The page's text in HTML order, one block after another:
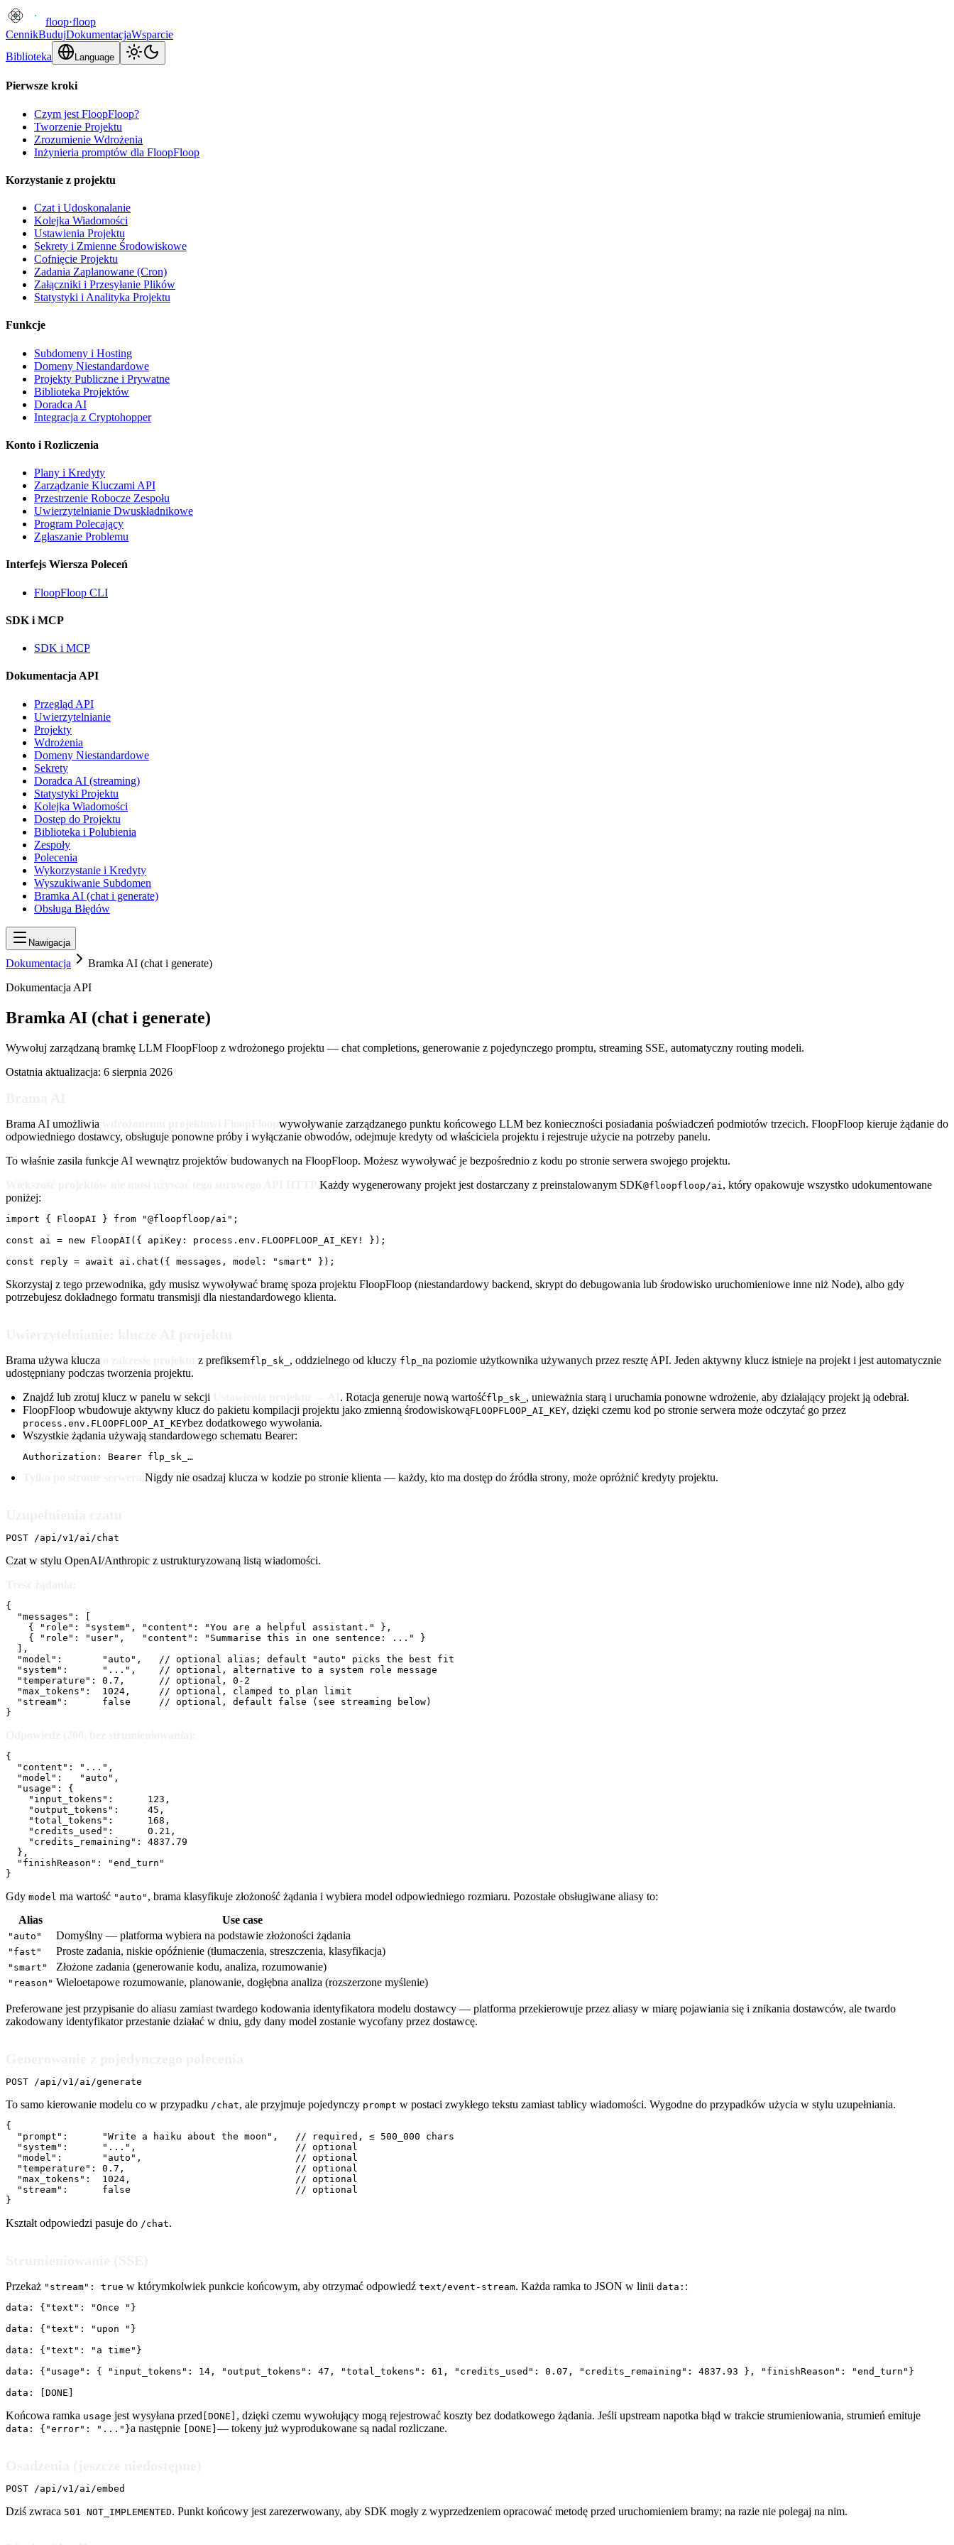
floop·floop
CennikBudujDokumentacjaWsparcie
Biblioteka
Language
Pierwsze kroki
Czym jest FloopFloop?
Tworzenie Projektu
Zrozumienie Wdrożenia
Inżynieria promptów dla FloopFloop
Korzystanie z projektu
Czat i Udoskonalanie
Kolejka Wiadomości
Ustawienia Projektu
Sekrety i Zmienne Środowiskowe
Cofnięcie Projektu
Zadania Zaplanowane (Cron)
Załączniki i Przesyłanie Plików
Statystyki i Analityka Projektu
Funkcje
Subdomeny i Hosting
Domeny Niestandardowe
Projekty Publiczne i Prywatne
Biblioteka Projektów
Doradca AI
Integracja z Cryptohopper
Konto i Rozliczenia
Plany i Kredyty
Zarządzanie Kluczami API
Przestrzenie Robocze Zespołu
Uwierzytelnianie Dwuskładnikowe
Program Polecający
Zgłaszanie Problemu
Interfejs Wiersza Poleceń
FloopFloop CLI
SDK i MCP
SDK i MCP
Dokumentacja API
Przegląd API
Uwierzytelnianie
Projekty
Wdrożenia
Domeny Niestandardowe
Sekrety
Doradca AI (streaming)
Statystyki Projektu
Kolejka Wiadomości
Dostęp do Projektu
Biblioteka i Polubienia
Zespoły
Polecenia
Wykorzystanie i Kredyty
Wyszukiwanie Subdomen
Bramka AI (chat i generate)
Obsługa Błędów
Nawigacja
Dokumentacja
Bramka AI (chat i generate)
Dokumentacja API
Bramka AI (chat i generate)
Wywołuj zarządzaną bramkę LLM FloopFloop z wdrożonego projektu — chat completions, generowanie z pojedynczego promptu, streaming SSE, automatyczny routing modeli.
Ostatnia aktualizacja: 6 sierpnia 2026
Brama AI umożliwia
wywoływanie zarządzanego punktu końcowego LLM bez konieczności posiadania poświadczeń podmiotów trzecich. FloopFloop kieruje żądanie do
odpowiedniego dostawcy, obsługuje ponowne próby i wyłączanie obwodów, odejmuje kredyty od właściciela projektu i rejestruje użycie na potrzeby panelu.
To właśnie zasila funkcje AI wewnątrz projektów budowanych na FloopFloop. Możesz wywoływać je bezpośrednio z kodu po stronie serwera swojego projektu.
Każdy wygenerowany projekt jest dostarczany z preinstalowanym SDK@floopfloop/ai, który opakowuje wszystko udokumentowane
poniżej:
import { FloopAI } from "@floopfloop/ai";
const ai = new FloopAI({ apiKey: process.env.FLOOPFLOOP_AI_KEY! });
const reply = await ai.chat({ messages, model: "smart" });
Skorzystaj z tego przewodnika, gdy musisz wywoływać bramę spoza projektu FloopFloop (niestandardowy backend, skrypt do debugowania lub środowisko uruchomieniowe inne niż Node), albo gdy
potrzebujesz dokładnego formatu transmisji dla niestandardowego klienta.
Brama używa klucza z prefiksemflp_sk_ , oddzielnego od kluczy flp_ na poziomie użytkownika używanych przez resztę API. Jeden aktywny klucz istnieje na projekt i jest automatycznie
udostępniany podczas tworzenia projektu.
Znajdź lub zrotuj klucz w panelu w sekcji
. Rotacja generuje nową wartośćflp_sk_ , unieważnia starą i uruchamia ponowne wdrożenie, aby działający projekt ją odebrał.
FloopFloop wbudowuje aktywny klucz do pakietu kompilacji projektu jako zmienną środowiskowąFLOOPFLOOP_AI_KEY, dzięki czemu kod po stronie serwera może odczytać go przez
process.env.FLOOPFLOOP_AI_KEYbez dodatkowego wywołania.
Wszystkie żądania używają standardowego schematu Bearer:
Authorization: Bearer flp_sk_…
Nigdy nie osadzaj klucza w kodzie po stronie klienta — każdy, kto ma dostęp do źródła strony, może opróżnić kredyty projektu.
POST /api/v1/ai/chat
Czat w stylu OpenAI/Anthropic z ustrukturyzowaną listą wiadomości.
{
  "messages": [
    { "role": "system", "content": "You are a helpful assistant." },
    { "role": "user",   "content": "Summarise this in one sentence: ..." }
  ],
  "model":       "auto",   // optional alias; default "auto" picks the best fit
  "system":      "...",    // optional, alternative to a system role message
  "temperature": 0.7,      // optional, 0-2
  "max_tokens":  1024,     // optional, clamped to plan limit
  "stream":      false     // optional, default false (see streaming below)
}
{
  "content": "...",
  "model":   "auto",
  "usage": {
    "input_tokens":      123,
    "output_tokens":     45,
    "total_tokens":      168,
    "credits_used":      0.21,
    "credits_remaining": 4837.79
  },
  "finishReason": "end_turn"
}
Gdy model ma wartość "auto" , brama klasyfikuje złożoność żądania i wybiera model odpowiedniego rozmiaru. Pozostałe obsługiwane aliasy to:
Alias
Use case
"auto" Domyślny — platforma wybiera na podstawie złożoności żądania
"fast" Proste zadania, niskie opóźnienie (tłumaczenia, streszczenia, klasyfikacja)
"smart" Złożone zadania (generowanie kodu, analiza, rozumowanie)
"reason" Wieloetapowe rozumowanie, planowanie, dogłębna analiza (rozszerzone myślenie)
Preferowane jest przypisanie do aliasu zamiast twardego kodowania identyfikatora modelu dostawcy — platforma przekierowuje przez aliasy w miarę pojawiania się i znikania dostawców, ale twardo
zakodowany identyfikator przestanie działać w dniu, gdy dany model zostanie wycofany przez dostawcę.
POST /api/v1/ai/generate
To samo kierowanie modelu co w przypadku /chat, ale przyjmuje pojedynczy prompt w postaci zwykłego tekstu zamiast tablicy wiadomości. Wygodne do przypadków użycia w stylu uzupełniania.
{
  "prompt":      "Write a haiku about the moon",   // required, ≤ 500_000 chars
  "system":      "...",                            // optional
  "model":       "auto",                           // optional
  "temperature": 0.7,                              // optional
  "max_tokens":  1024,                             // optional
  "stream":      false                             // optional
}
Kształt odpowiedzi pasuje do /chat.
Przekaż "stream": true w którymkolwiek punkcie końcowym, aby otrzymać odpowiedź text/event-stream. Każda ramka to JSON w linii data: :
data: {"text": "Once "}
data: {"text": "upon "}
data: {"text": "a time"}
data: {"usage": { "input_tokens": 14, "output_tokens": 47, "total_tokens": 61, "credits_used": 0.07, "credits_remaining": 4837.93 }, "finishReason": "end_turn"}
data: [DONE]
Końcowa ramka usage jest wysyłana przed [DONE] , dzięki czemu wywołujący mogą rejestrować koszty bez dodatkowego żądania. Jeśli upstream napotka błąd w trakcie strumieniowania, strumień emituje
data: {"error": "..."}a następnie [DONE] — tokeny już wyprodukowane są nadal rozliczane.
POST /api/v1/ai/embed
Dziś zwraca 501 NOT_IMPLEMENTED. Punkt końcowy jest zarezerwowany, aby SDK mogły z wyprzedzeniem opracować metodę przed uruchomieniem bramy; na razie nie polegaj na nim.